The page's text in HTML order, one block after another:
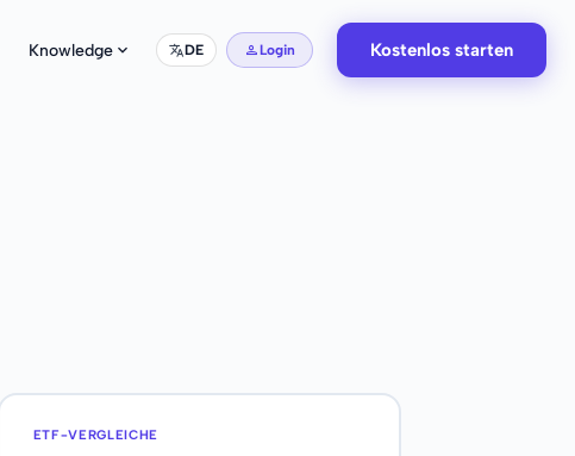
Knowledge DE Login Kostenlos starten
ETF-VERGLEICHE